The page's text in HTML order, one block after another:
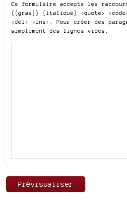
Ce formulaire accepte les
{{gras}} {italique} <quote>
<del> <ins> . Pour créer des
simplement des lignes vides.